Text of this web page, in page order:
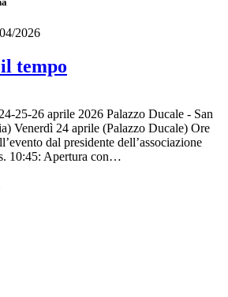
2026
tempo
25-26 aprile 2026 Palazzo Ducale - San
Venerdì 24 aprile (Palazzo Ducale) Ore
dal presidente dell’associazione
10:45: Apertura con…